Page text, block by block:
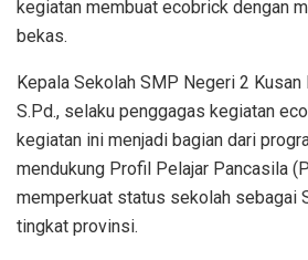
kegiatan membuat ecobrick dengan
bekas.
Kepala Sekolah SMP Negeri 2 Kusan
S.Pd., selaku penggagas kegiatan
kegiatan ini menjadi bagian dari
mendukung Profil Pelajar Pancasila
memperkuat status sekolah sebagai
tingkat provinsi.